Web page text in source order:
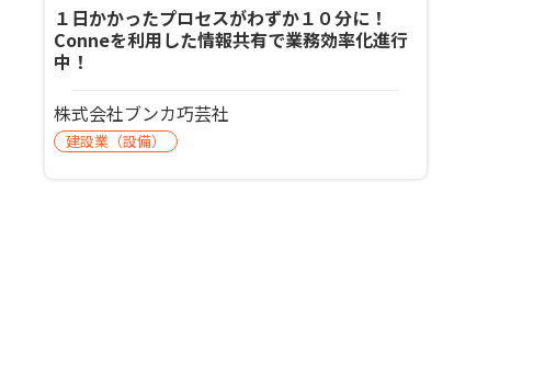
１日かかったプロセスがわずか１０分に！
Conneを利用した情報共有で業務効率化進行
中！
株式会社ブンカ巧芸社
建設業（設備）